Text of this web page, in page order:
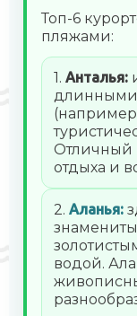
Топ-6
пляжами:
1. Анталья:
Отличный
отдыха и
2. Аланья:
водой.